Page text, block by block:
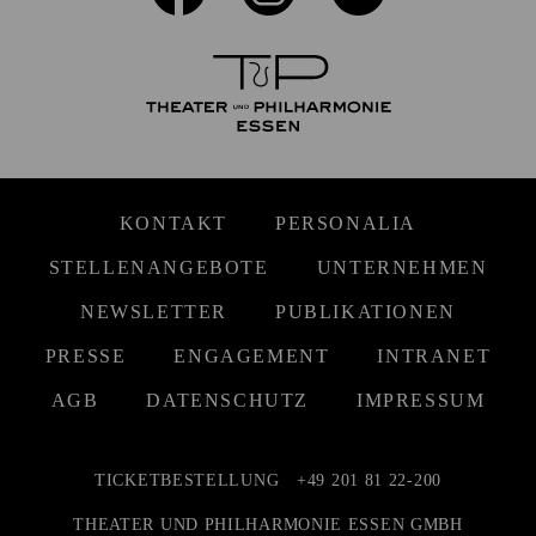
KONTAKT PERSONALIA
STELLENANGEBOTE UNTERNEHMEN
NEWSLETTER PUBLIKATIONEN
PRESSE ENGAGEMENT INTRANET
AGB DATENSCHUTZ IMPRESSUM
TICKETBESTELLUNG +49 201 81 22-200
THEATER UND PHILHARMONIE ESSEN GMBH